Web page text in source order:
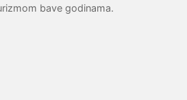
bave godinama.